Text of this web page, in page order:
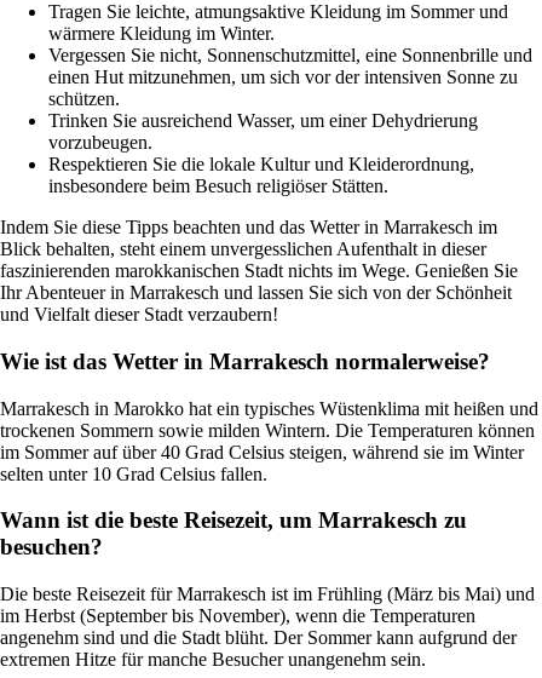
Tragen Sie leichte, atmungsaktive Kleidung im Sommer und
wärmere Kleidung im Winter.
Vergessen Sie nicht, Sonnenschutzmittel, eine Sonnenbrille und
einen Hut mitzunehmen, um sich vor der intensiven Sonne zu
schützen.
Trinken Sie ausreichend Wasser, um einer Dehydrierung
vorzubeugen.
Respektieren Sie die lokale Kultur und Kleiderordnung,
insbesondere beim Besuch religiöser Stätten.
Indem Sie diese Tipps beachten und das Wetter in Marrakesch im
Blick behalten, steht einem unvergesslichen Aufenthalt in dieser
faszinierenden marokkanischen Stadt nichts im Wege. Genießen Sie
Ihr Abenteuer in Marrakesch und lassen Sie sich von der Schönheit
und Vielfalt dieser Stadt verzaubern!
Wie ist das Wetter in Marrakesch normalerweise?
Marrakesch in Marokko hat ein typisches Wüstenklima mit heißen und
trockenen Sommern sowie milden Wintern. Die Temperaturen können
im Sommer auf über 40 Grad Celsius steigen, während sie im Winter
selten unter 10 Grad Celsius fallen.
Wann ist die beste Reisezeit, um Marrakesch zu
besuchen?
Die beste Reisezeit für Marrakesch ist im Frühling (März bis Mai) und
im Herbst (September bis November), wenn die Temperaturen
angenehm sind und die Stadt blüht. Der Sommer kann aufgrund der
extremen Hitze für manche Besucher unangenehm sein.